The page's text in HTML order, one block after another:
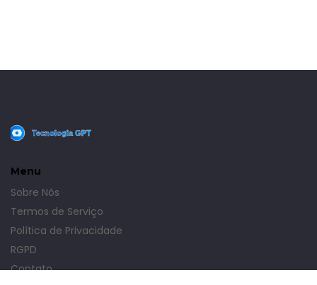
Menu
Sobre Nós
Termos de Serviço
Política de Privacidade
RGPD
Contato